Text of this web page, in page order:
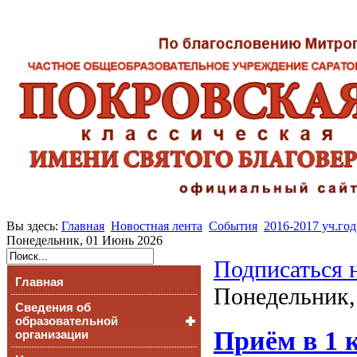
Вы здесь: Главная Новостная лента События 2016-2017 уч.год
Понедельник, 01 Июнь 2026
Главная
Сведения об
образовательной
организации
Подписаться
Приём в 1